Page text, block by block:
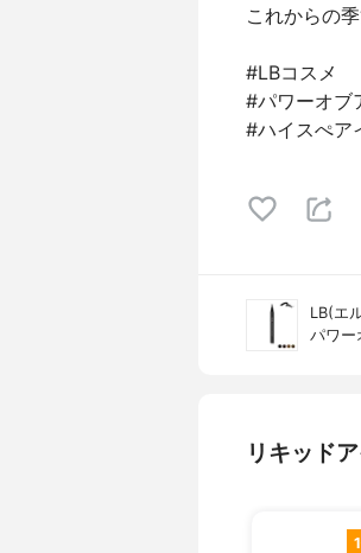
これからの
#LBコスメ
#パワーオブ
#ハイスぺア
LB(エ
パワー
リキッド